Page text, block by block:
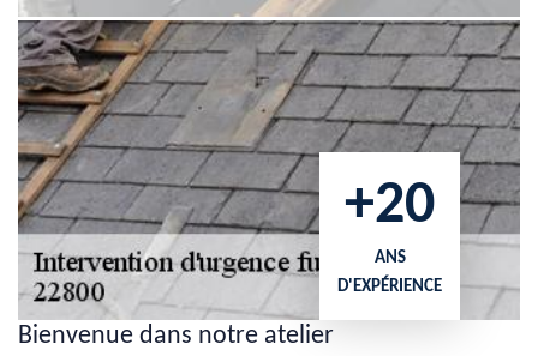
+20
ANS
D'EXPÉRIENCE
Bienvenue dans notre atelier